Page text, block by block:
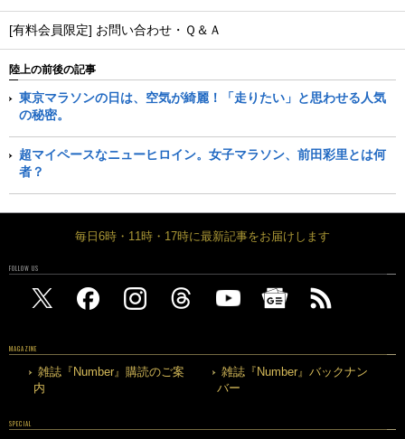
[有料会員限定] お問い合わせ・Ｑ＆Ａ
陸上の前後の記事
東京マラソンの日は、空気が綺麗！「走りたい」と思わせる人気
の秘密。
超マイペースなニューヒロイン。女子マラソン、前田彩里とは何
者？
毎日6時・11時・17時に最新記事をお届けします
FOLLOW US
MAGAZINE
雑誌『Number』購読のご案
内
雑誌『Number』バックナン
バー
SPECIAL